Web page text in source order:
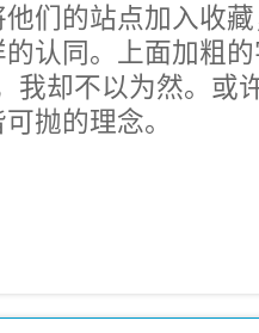
们的站点加入收
认同。上面加粗
我却不以为然。或
抛的理念。